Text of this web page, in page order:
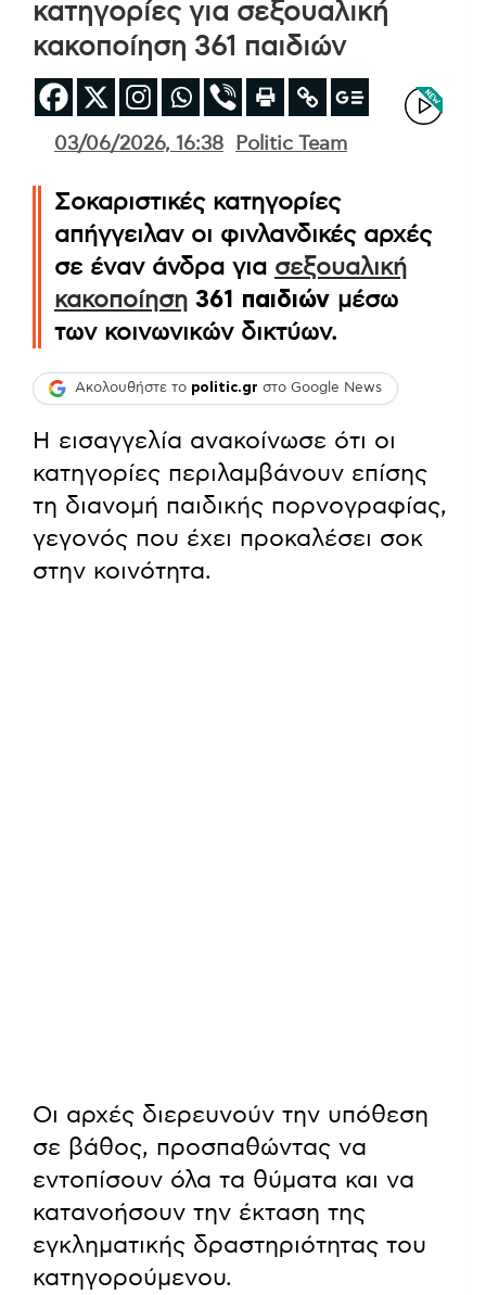
κατηγορίες για σεξουαλική
κακοποίηση 361 παιδιών
03/06/2026, 16:38 Politic Team
Σοκαριστικές κατηγορίες
απήγγειλαν οι φινλανδικές αρχές
σε έναν άνδρα για σεξουαλική
κακοποίηση 361 παιδιών μέσω
των κοινωνικών δικτύων.
Ακολουθήστε το politic.gr στο Google News
Η εισαγγελία ανακοίνωσε ότι οι
κατηγορίες περιλαμβάνουν επίσης
τη διανομή παιδικής πορνογραφίας,
γεγονός που έχει προκαλέσει σοκ
στην κοινότητα.
Οι αρχές διερευνούν την υπόθεση
σε βάθος, προσπαθώντας να
εντοπίσουν όλα τα θύματα και να
κατανοήσουν την έκταση της
εγκληματικής δραστηριότητας του
κατηγορούμενου.